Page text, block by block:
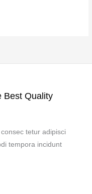
Best Quality
tetur adipisci
tempora incidunt